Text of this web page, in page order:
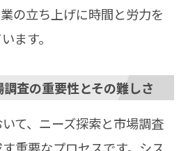
の立ち上げに時間と労力を
ます。
査の重要性とその難しさ
て、ニーズ探索と市場調査